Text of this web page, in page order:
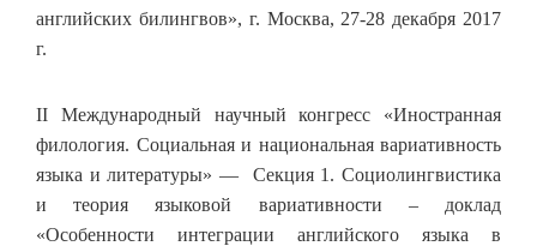
английских билингвов», г. Москва, 27-28 декабря 2017
г.
II Международный научный конгресс «Иностранная
филология. Социальная и национальная вариативность
языка и литературы» — Секция 1. Социолингвистика
и теория языковой вариативности – доклад
«Особенности интеграции английского языка в